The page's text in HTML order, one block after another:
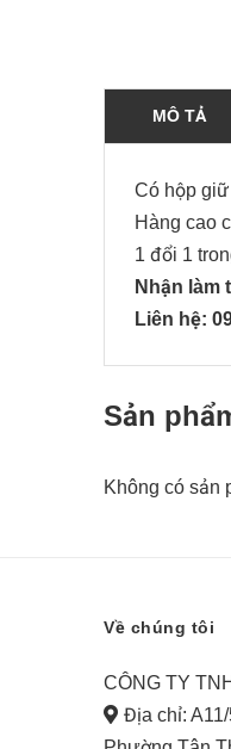
MÔ TẢ
Có hộp
Hàng cao
1 đổi 1
Nhận làm
Liên hệ:
Sản
Không có sản
Về chúng tôi
CÔNG TY
Địa chỉ: